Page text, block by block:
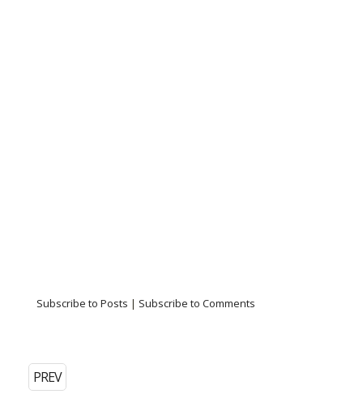
Subscribe to Posts | Subscribe to Comments
PREV